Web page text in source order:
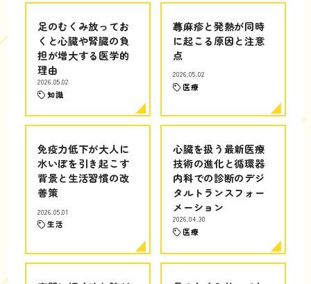
足のむくみ放ってお
くと心臓や腎臓の負
担が増大する医学的
理由
2026.05.02
知識
蕁麻疹と発熱が同時
に起こる原因と注意
点
2026.05.02
医療
免疫力低下が大人に
水いぼを引き起こす
背景と生活習慣の改
善策
2026.05.01
生活
心臓を扱う最新医療
技術の進化と循環器
内科での診断のデジ
タルトランスフォー
メーション
2026.04.30
医療